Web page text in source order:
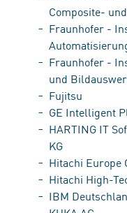
Composite-
Fraunhofer -
Fraunhofer -
und
Fujitsu
GE Intelligent
HARTING IT
KG
Hitachi Europe
Hitachi High-
IBM